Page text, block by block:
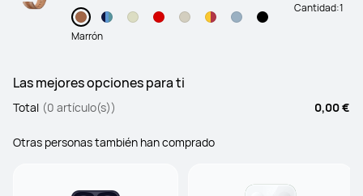
Marrón
Cantidad:1
Las mejores opciones para ti
Total (0 artículo(s)) 0,00 €
Otras personas también han comprado